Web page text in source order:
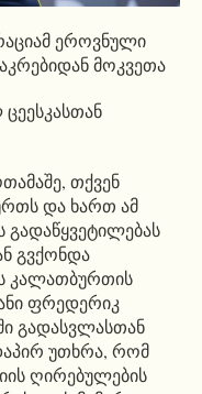
ეროვნული
მოკვეთა
თქვენ
და ხართ ამ
გადაწყვეტილებას
გვქონდა
კალათბურთის
ფრედერიკ
გადასვლასთან
უთხრა, რომ
ღირებულების